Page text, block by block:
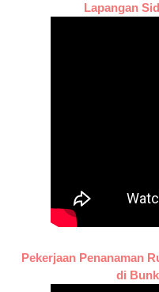
Lapangan
Pekerjaan Penanaman
di